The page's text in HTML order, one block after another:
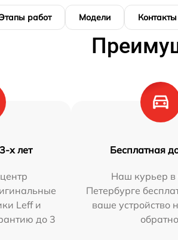
работ Модели Контакты
х лет
Leff и
до 3
Бесплатная
Наш курьер в
Петербурге
ваше устройство